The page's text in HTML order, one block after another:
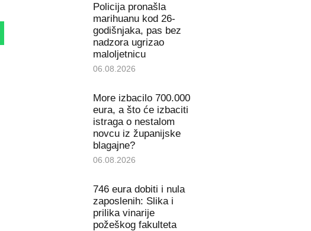
Policija pronašla
marihuanu kod 26-
godišnjaka, pas bez
nadzora ugrizao
maloljetnicu
06.08.2026
More izbacilo 700.000
eura, a što će izbaciti
istraga o nestalom
novcu iz županijske
blagajne?
06.08.2026
746 eura dobiti i nula
zaposlenih: Slika i
prilika vinarije
požeškog fakulteta